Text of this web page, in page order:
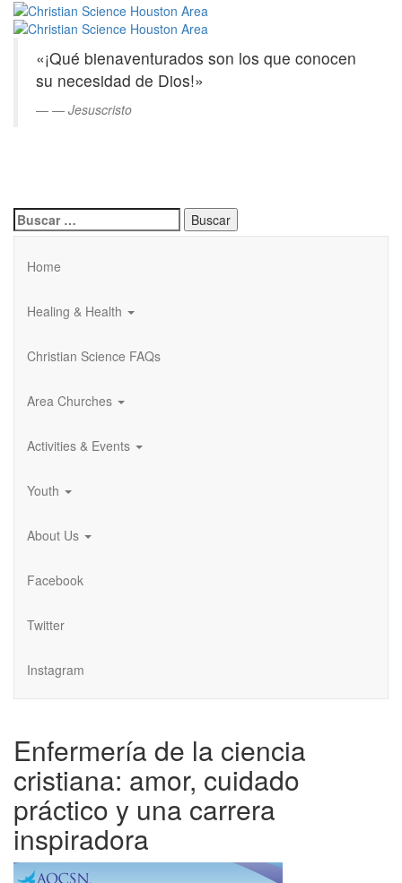
Saltar
principal
Christian
Science
Houston
Area
«¡Qué bienaventurados son los que conocen
su necesidad de Dios!»
— Jesuscristo
Buscar:
Home
Healing & Health
Christian Science FAQs
Area Churches
Activities & Events
Youth
About Us
Facebook
Twitter
Instagram
Enfermería de la ciencia
cristiana: amor, cuidado
práctico y una carrera
inspiradora